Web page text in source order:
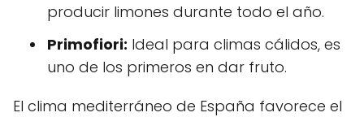
producir limones durante todo el año.
Primofiori: Ideal para climas cálidos, es
uno de los primeros en dar fruto.
El clima mediterráneo de España favorece el